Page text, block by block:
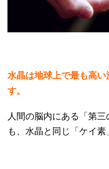
水晶は地球上で最も高
す。
人間の脳内にある「第
も、水晶と同じ「ケイ素